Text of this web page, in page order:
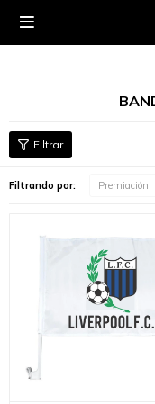

Filtrando por: Premiación